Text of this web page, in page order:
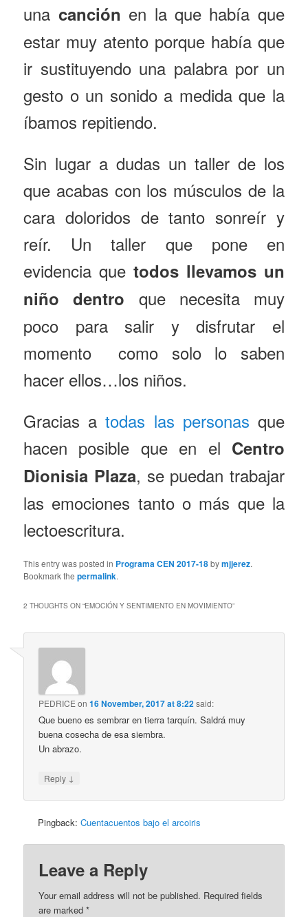
una canción en la que había que
estar muy atento porque había que
ir sustituyendo una palabra por un
gesto o un sonido a medida que la
íbamos repitiendo.
Sin lugar a dudas un taller de los
que acabas con los músculos de la
cara doloridos de tanto sonreír y
reír. Un taller que pone en
evidencia que todos llevamos un
niño dentro que necesita muy
poco para salir y disfrutar el
momento como solo lo saben
hacer ellos…los niños.
Gracias atodas las personas que
hacen posible que en el Centro
Dionisia Plaza, se puedan trabajar
las emociones tanto o más que la
lectoescritura.
This entry was posted in Programa CEN 2017-18bymjjerez.
Bookmark thepermalink.
2 THOUGHTS ON “EMOCIÓN Y SENTIMIENTO EN MOVIMIENTO”
PEDRICE on16 November, 2017 at 8:22said:
Que bueno es sembrar en tierra tarquín. Saldrá muy
buena cosecha de esa siembra.
Un abrazo.
Reply ↓
Pingback:Cuentacuentos bajo el arcoiris
Leave a Reply
Your email address will not be published. Required fields
are marked*